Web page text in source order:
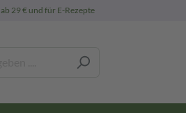
ab 29 € und für E-Rezepte